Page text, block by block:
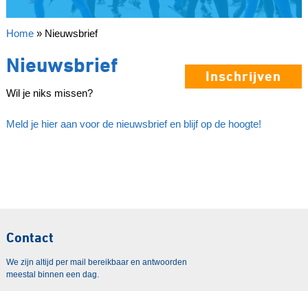
Home» Nieuwsbrief
Inschrijven
Nieuwsbrief
Wil je niks missen?
Meld je hier aan voor de nieuwsbrief en blijf op de hoogte!
Contact
We zijn altijd per mail bereikbaar en antwoorden
meestal binnen een dag.